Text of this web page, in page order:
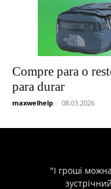
Compre para o
para durar
maxwelhelp - 08.03.2026
"І гроші